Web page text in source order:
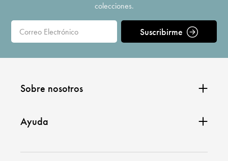
colecciones.
Suscribirme
Sobre nosotros
Ayuda